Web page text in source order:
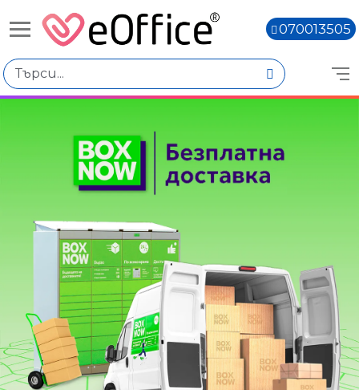
070013505
Избери по
Цена
€0.00 - €10.00
€20.02 - €30.01
€30.03 - €40.02
Квадратни
Кръгли
Овални
Правоъгълни
Количество
Наличен
Няма наличност